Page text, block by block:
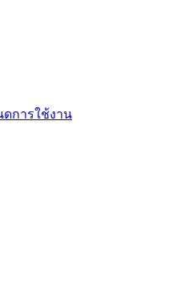
การใช้งาน